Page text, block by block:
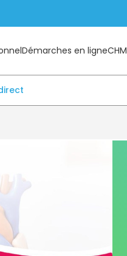
Démarches en ligneCHM